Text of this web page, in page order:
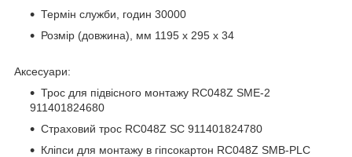
Термін служби, годин 30000
Розмір (довжина), мм 1195 x 295 х 34
Аксесуари:
Трос для підвісного монтажу RC048Z SME-2
911401824680
Страховий трос RC048Z SC 911401824780
Кліпси для монтажу в гіпсокартон RC048Z SMB-PLC